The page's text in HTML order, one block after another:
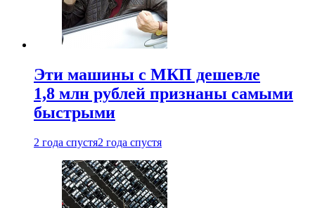
Эти машины с МКП дешевле
1,8 млн рублей признаны самыми
быстрыми
2 года спустя2 года спустя